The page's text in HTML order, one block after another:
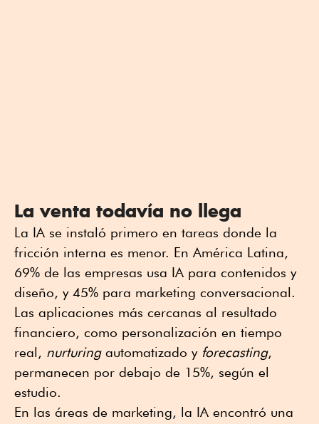
La venta todavía no llega
La IA se instaló primero en tareas donde la
fricción interna es menor. En América Latina,
69% de las empresas usa IA para contenidos y
diseño, y 45% para marketing conversacional.
Las aplicaciones más cercanas al resultado
financiero, como personalización en tiempo
real, nurturingautomatizado y forecasting,
permanecen por debajo de 15%, según el
estudio.
En las áreas de marketing, la IA encontró una